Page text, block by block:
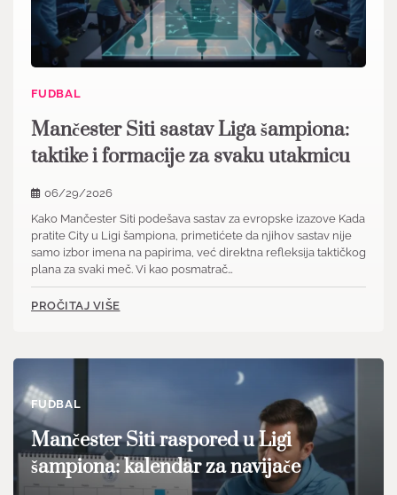
FUDBAL
Mančester Siti sastav Liga šampiona:
taktike i formacije za svaku utakmicu
06/29/2026
Kako Mančester Siti podešava sastav za evropske izazove Kada
pratite City u Ligi šampiona, primetićete da njihov sastav nije
samo izbor imena na papirima, već direktna refleksija taktičkog
plana za svaki meč. Vi kao posmatrač…
PROČITAJ VIŠE
FUDBAL
Mančester Siti raspored u Ligi
šampiona: kalendar za navijače